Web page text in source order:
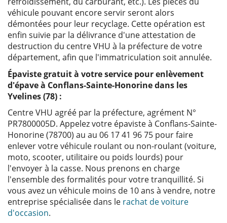
véhicule pouvant encore servir seront alors
démontées pour leur recyclage. Cette opération est
enfin suivie par la délivrance d'une attestation de
destruction du centre VHU à la préfecture de votre
département, afin que l'immatriculation soit annulée.
Épaviste gratuit à votre service pour enlèvement
d'épave à Conflans-Sainte-Honorine dans les
Yvelines (78) :
Centre VHU agréé par la préfecture, agrément N°
PR7800005D. Appelez votre épaviste à Conflans-Sainte-
Honorine (78700) au au 06 17 41 96 75 pour faire
enlever votre véhicule roulant ou non-roulant (voiture,
moto, scooter, utilitaire ou poids lourds) pour
l'envoyer à la casse. Nous prenons en charge
l'ensemble des formalités pour votre tranquillité. Si
vous avez un véhicule moins de 10 ans à vendre, notre
entreprise spécialisée dans le rachat de voiture
d'occasion.